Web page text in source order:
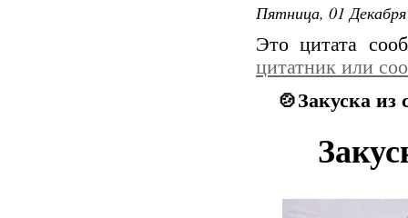
Пятница, 01
Это цитата
цитатник или
🍲Закуска из